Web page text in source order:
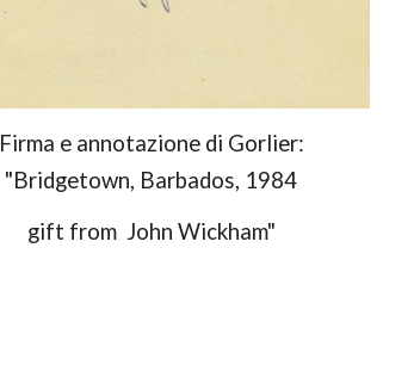
Firma e annotazione di Gorlier:
"Bridgetown, Barbados, 1984
gift from John Wickham"